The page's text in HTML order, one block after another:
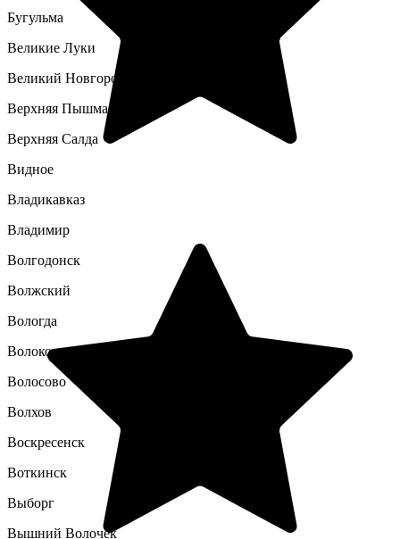
Бугульма
Великие Луки
Великий Новгород
Верхняя Пышма
Верхняя Салда
Видное
Владикавказ
Владимир
Волгодонск
Волжский
Вологда
Волоколамск
Волосово
Волхов
Воскресенск
Воткинск
Выборг
Вышний Волочек